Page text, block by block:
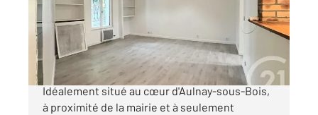
Appartement F2 à vendre
173 000 €
AULNAY-SOUS-BOIS - HOTEL DE VILLE
Idéalement situé au cœur d'Aulnay-sous-Bois,
à proximité de la mairie et à seulement